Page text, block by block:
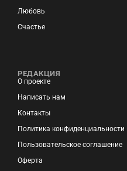
Любовь
Счастье
РЕДАКЦИЯ
О проекте
Написать нам
Контакты
Политика конфиденциальности
Пользовательское соглашение
Оферта